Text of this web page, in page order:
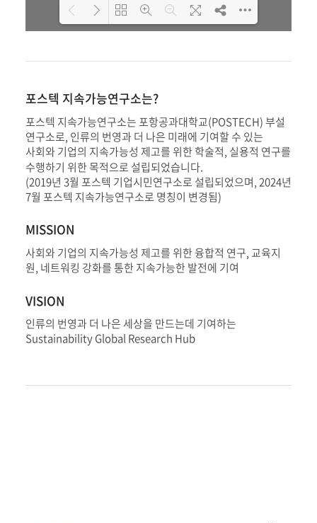
refer toDearFlip WordPress
Flipbook Plugin Help
documentation.
...
포스텍 지속가능연구소는?
포스텍 지속가능연구소는 포항공과대학교(POSTECH) 부설
연구소로, 인류의 번영과 더 나은 미래에 기여할 수 있는
사회와 기업의 지속가능성 제고를 위한 학술적, 실용적 연구를
수행하기 위한 목적으로 설립되었습니다.
(2019년 3월 포스텍 기업시민연구소로 설립되었으며, 2024년
7월 포스텍 지속가능연구소로 명칭이 변경됨)
MISSION
사회와 기업의 지속가능성 제고를 위한 융합적 연구, 교육지
원, 네트워킹 강화를 통한 지속가능한 발전에 기여
VISION
인류의 번영과 더 나은 세상을 만드는데 기여하는
Sustainability Global Research Hub